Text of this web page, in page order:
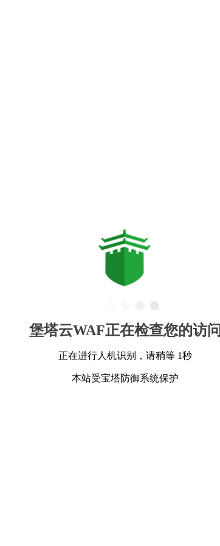
堡塔云WAF正在检查您的访问
正在进行人机识别，请稍等 1秒
本站受宝塔防御系统保护